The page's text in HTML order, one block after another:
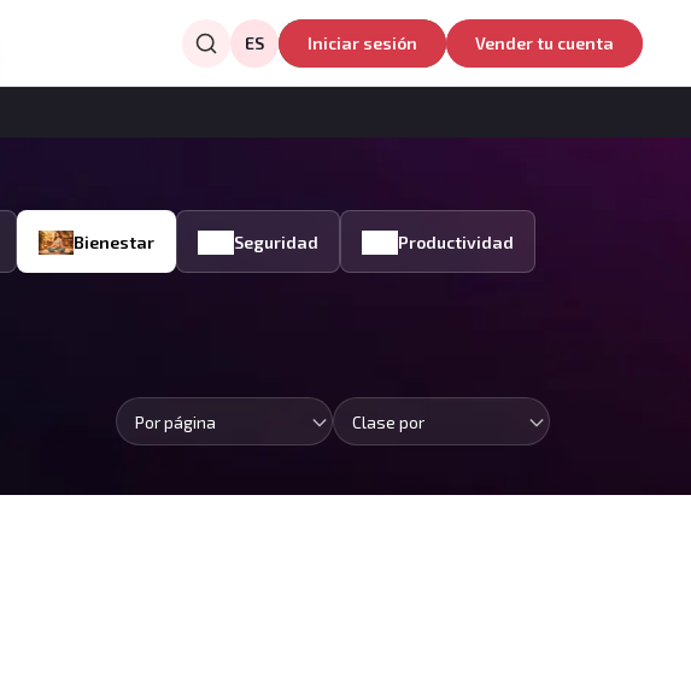
ES Iniciar sesión Vender tu cuenta
Bienestar Seguridad Productividad
Por página Clase por